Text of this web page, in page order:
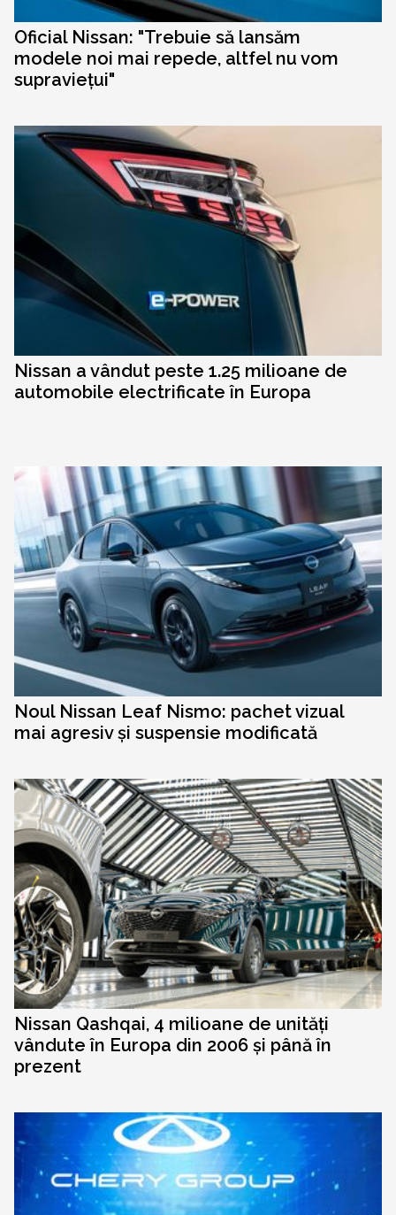
Oficial Nissan: "Trebuie să lansăm
modele noi mai repede, altfel nu vom
supraviețui"
Nissan a vândut peste 1.25 milioane de
automobile electrificate în Europa
Noul Nissan Leaf Nismo: pachet vizual
mai agresiv și suspensie modificată
Nissan Qashqai, 4 milioane de unități
vândute în Europa din 2006 și până în
prezent